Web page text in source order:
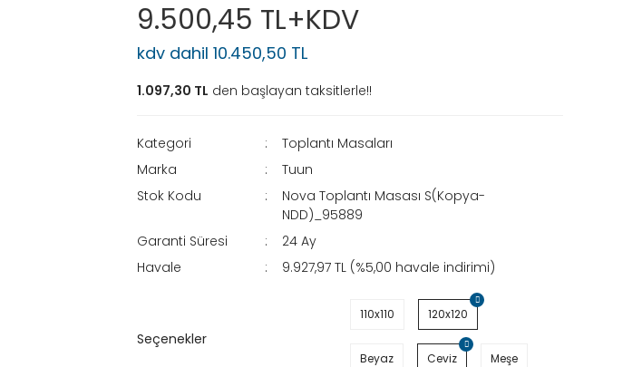
9.500,45 TL+KDV
kdv dahil 10.450,50 TL
1.097,30 TL den başlayan taksitlerle!!
Kategori
Toplantı Masaları
Marka
Tuun
Stok Kodu
Nova Toplantı Masası S(Kopya-
NDD)_95889
Garanti Süresi
24 Ay
Havale
9.927,97 TL (%5,00 havale indirimi)
Seçenekler
110x110 120x120
Beyaz Ceviz Meşe